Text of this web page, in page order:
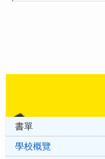
書單
學校概覽